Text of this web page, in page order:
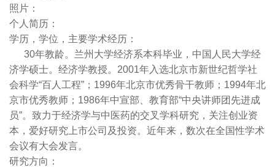
照片：
个人简历：
学历，学位，主要学术经历：
30年教龄。兰州大学经济系本科毕业，中国人民大学经
济学硕士。经济学教授。2001年入选北京市新世纪哲学社
会科学“百人工程”；1996年北京市优秀骨干教师；1994年北
京市优秀教师；1986年中宣部、教育部“中央讲师团先进成
员”。致力于经济学与中医药的交叉学科研究，关注创业资
本，爱好研究上市公司及投资。近年来，数次在全国性学术
会议有大会发言。
研究方向：